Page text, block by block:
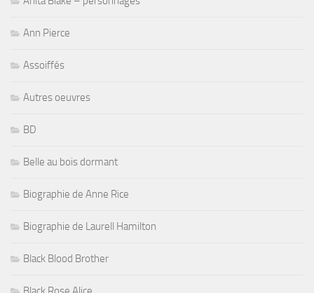
Ann Pierce
Assoiffés
Autres oeuvres
BD
Belle au bois dormant
Biographie de Anne Rice
Biographie de Laurell Hamilton
Black Blood Brother